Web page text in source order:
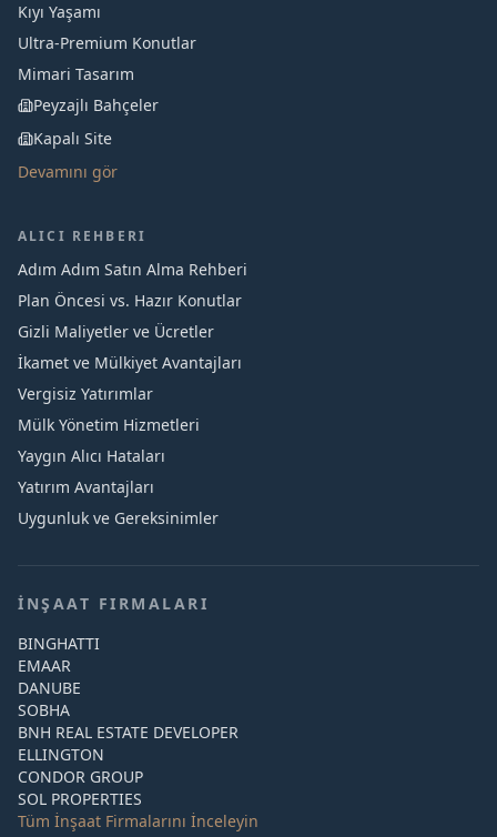
Kıyı Yaşamı
Ultra-Premium Konutlar
Mimari Tasarım
Peyzajlı Bahçeler
Kapalı Site
Devamını gör
ALICI REHBERI
Adım Adım Satın Alma Rehberi
Plan Öncesi vs. Hazır Konutlar
Gizli Maliyetler ve Ücretler
İkamet ve Mülkiyet Avantajları
Vergisiz Yatırımlar
Mülk Yönetim Hizmetleri
Yaygın Alıcı Hataları
Yatırım Avantajları
Uygunluk ve Gereksinimler
İNŞAAT FIRMALARI
BINGHATTI
EMAAR
DANUBE
SOBHA
BNH REAL ESTATE DEVELOPER
ELLINGTON
CONDOR GROUP
SOL PROPERTIES
Tüm İnşaat Firmalarını İnceleyin